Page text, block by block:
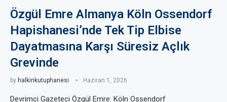
Özgül Emre Almanya Köln Ossendorf
Hapishanesi’nde Tek Tip Elbise
Dayatmasına Karşı Süresiz Açlık
Grevinde
by halkinkutuphanesi Haziran 1, 2026
Devrimci Gazeteci Özgül Emre: Köln Ossendorf